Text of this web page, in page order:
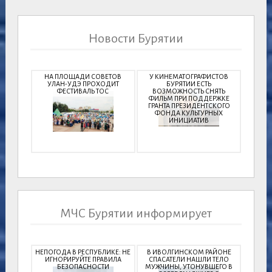
Новости Бурятии
НА ПЛОЩАДИ СОВЕТОВ
УЛАН-УДЭ ПРОХОДИТ
ФЕСТИВАЛЬ ТОС
У КИНЕМАТОГРАФИСТОВ
БУРЯТИИ ЕСТЬ
ВОЗМОЖНОСТЬ СНЯТЬ
ФИЛЬМ ПРИ ПОДДЕРЖКЕ
ГРАНТА ПРЕЗИДЕНТСКОГО
ФОНДА КУЛЬТУРНЫХ
ИНИЦИАТИВ
МЧС Бурятии информирует
НЕПОГОДА В РЕСПУБЛИКЕ: НЕ
ИГНОРИРУЙТЕ ПРАВИЛА
БЕЗОПАСНОСТИ
В ИВОЛГИНСКОМ РАЙОНЕ
СПАСАТЕЛИ НАШЛИ ТЕЛО
МУЖЧИНЫ, УТОНУВШЕГО В